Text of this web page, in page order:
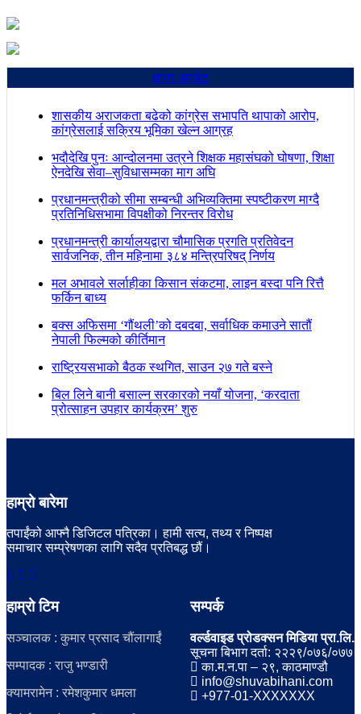
ताजा अपडेट
शासकीय अराजकता बढेको कांग्रेस सभापति थापाको आरोप,
कांग्रेसलाई सक्रिय भूमिका खेल्न आग्रह
भदौदेखि पुनः आन्दोलनमा उत्रने शिक्षक महासंघको घोषणा, शिक्षा
ऐनदेखि सेवा–सुविधासम्मका माग अघि
प्रधानमन्त्रीको सीमा सम्बन्धी अभिव्यक्तिमा स्पष्टीकरण माग्दै
प्रतिनिधिसभामा विपक्षीको निरन्तर विरोध
प्रधानमन्त्री कार्यालयद्वारा चौमासिक प्रगति प्रतिवेदन
सार्वजनिक, तीन महिनामा ३८४ मन्त्रिपरिषद् निर्णय
मल अभावले सर्लाहीका किसान संकटमा, लाइन बस्दा पनि रित्तै
फर्किन बाध्य
बक्स अफिसमा ‘गौंथली’को दबदबा, सर्वाधिक कमाउने सातौं
नेपाली फिल्मको कीर्तिमान
राष्ट्रियसभाको बैठक स्थगित, साउन २७ गते बस्ने
बिल लिने बानी बसाल्न सरकारको नयाँ योजना, ‘करदाता
प्रोत्साहन उपहार कार्यक्रम’ शुरु
हाम्रो बारेमा
तपाईंको आफ्नै डिजिटल पत्रिका। हामी सत्य, तथ्य र निष्पक्ष
समाचार सम्प्रेषणका लागि सदैव प्रतिबद्ध छौं।
हाम्रो टिम
सञ्चालक : कुमार प्रसाद चौंलागाईं
सम्पादक : राजु भण्डारी
क्यामरामेन : रमेशकुमार धमला
सम्पर्क
वर्ल्डवाइड प्रोडक्सन मिडिया प्रा.लि.
सूचना बिभाग दर्ता: २२२९/०७६/०७७
का.म.न.पा – २९, काठमाण्डौ
info@shuvabihani.com
+977-01-XXXXXXX